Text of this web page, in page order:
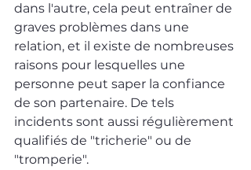
dans l'autre, cela peut entraîner de
graves problèmes dans une
relation, et il existe de nombreuses
raisons pour lesquelles une
personne peut saper la confiance
de son partenaire. De tels
incidents sont aussi régulièrement
qualifiés de "tricherie" ou de
"tromperie".